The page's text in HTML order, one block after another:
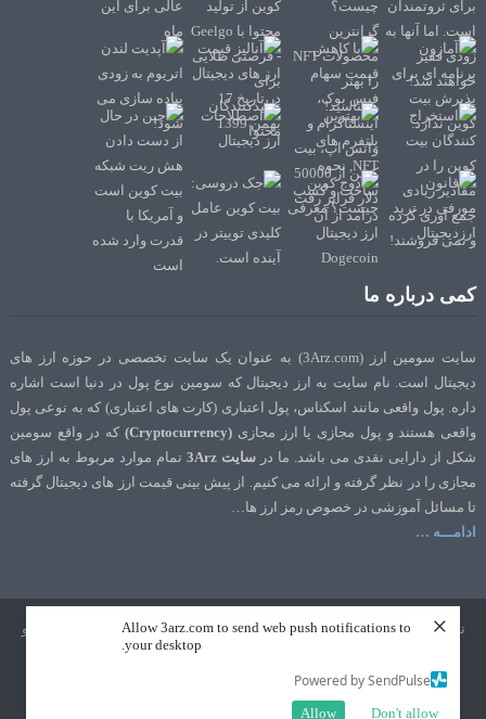
Allow 3arz.com to send web push notifications to
your desktop.
Powered by SendPulse
Don't allow
Allow
×
کمی درباره ما
سایت سومین ارز (3Arz.com) به عنوان یک سایت تخصصی در حوزه ارز های
دیجیتال است. نام سایت به ارز دیجیتال که سومین نوع پول در دنیا است اشاره
داره. پول واقعی مانند اسکناس، پول اعتباری (کارت های اعتباری) که به نوعی پول
واقعی هستند و پول مجازی یا ارز مجازی (Cryptocurrency)
که در واقع سومین
شکل از دارایی نقدی می باشد. ما در سایت 3Arz
تمام موارد مربوط به ارز های
مجازی را در نظر گرفته و ارائه می کنیم. از پیش بینی قیمت ارز های دیجیتال گرفته
تا مسائل آموزشی در خصوص رمز ارز ها…
ادامـــه …
تمامی حقوق نشر و تالیف برای سایت 3Arz.com محفوظ است. طراحی و سئو